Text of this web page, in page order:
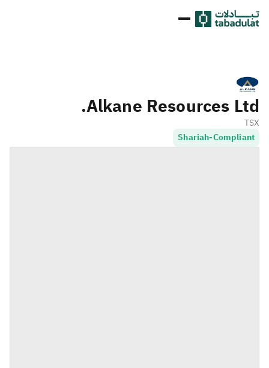
Alkane Resources Ltd.
TSX
Shariah-Compliant